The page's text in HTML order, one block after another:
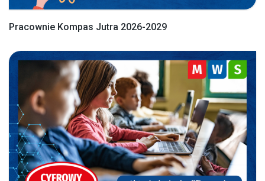
Pracownie Kompas Jutra 2026-2029